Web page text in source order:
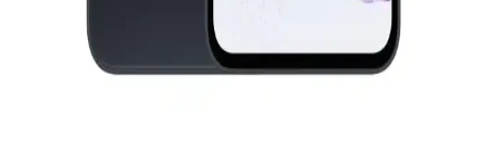
Samsung Galaxy Tab S6 Lite 128GB İnceleme:
Hafif Tasarım ve Uzun Güncelleme Desteği ile